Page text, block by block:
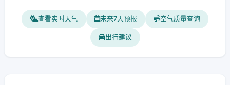
查看实时天气 未来7天预报 空气质量查询
出行建议